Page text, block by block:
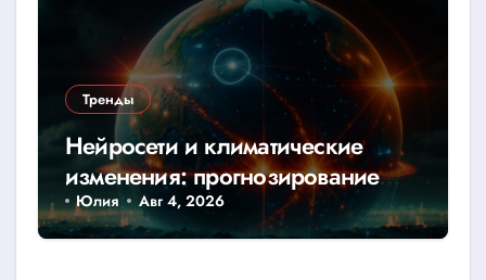
Тренды
Нейросети и климатические
изменения: прогнозирование
катастроф
Юлия Авг 4, 2026